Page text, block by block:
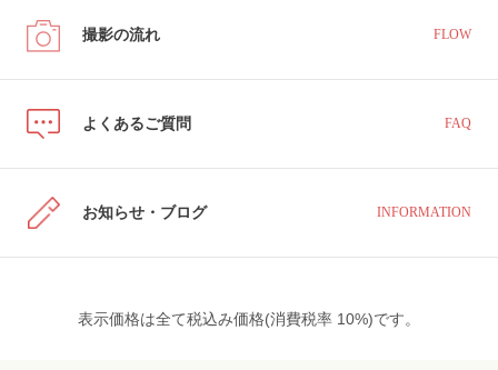
撮影の流れ FLOW
よくあるご質問 FAQ
お知らせ・ブログ INFORMATION
表示価格は全て税込み価格(消費税率 10%)です。